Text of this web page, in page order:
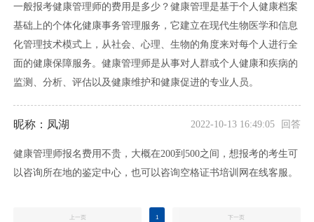
一般报考健康管理师的费用是多少？健康管理是基于个人健康档案
基础上的个体化健康事务管理服务，它建立在现代生物医学和信息
化管理技术模式上，从社会、心理、生物的角度来对每个人进行全
面的健康保障服务。健康管理师是从事对人群或个人健康和疾病的
监测、分析、评估以及健康维护和健康促进的专业人员。
昵称：凤湖 2022-10-13 16:49:05 回答
健康管理师报名费用不贵，大概在200到500之间，想报考的考生可
以咨询所在地的鉴定中心，也可以咨询空格证书培训网在线客服。
上一页 1 下一页